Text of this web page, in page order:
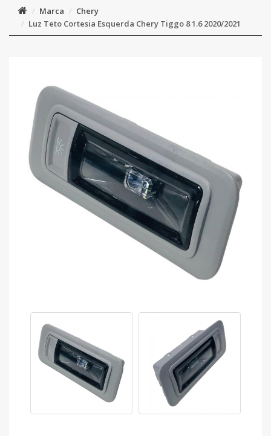
Marca
Chery
Luz Teto Cortesia Esquerda Chery Tiggo 8 1.6 2020/2021